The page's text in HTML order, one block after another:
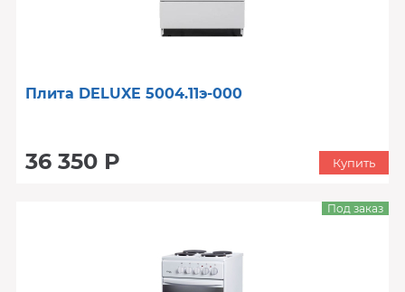
Плита DELUXE 5004.11э-000
36 350 Р Купить
Под заказ